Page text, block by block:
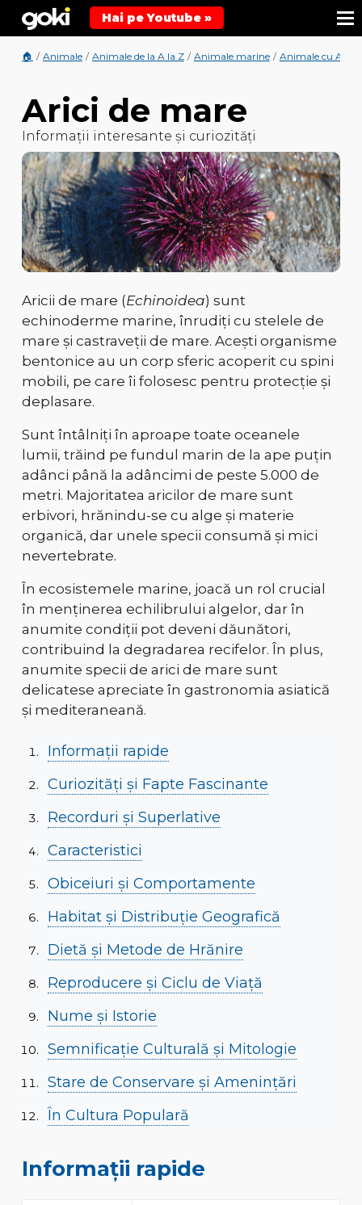
Hai pe Youtube »
🏠 / Animale / Animale de la A la Z / Animale marine / Animale cu A
Arici de mare
Informații interesante și curiozități
Aricii de mare (Echinoidea) sunt
echinoderme marine, înrudiți cu stelele de
mare și castraveții de mare. Acești organisme
bentonice au un corp sferic acoperit cu spini
mobili, pe care îi folosesc pentru protecție și
deplasare.
Sunt întâlniți în aproape toate oceanele
lumii, trăind pe fundul marin de la ape puțin
adânci până la adâncimi de peste 5.000 de
metri. Majoritatea aricilor de mare sunt
erbivori, hrănindu-se cu alge și materie
organică, dar unele specii consumă și mici
nevertebrate.
În ecosistemele marine, joacă un rol crucial
în menținerea echilibrului algelor, dar în
anumite condiții pot deveni dăunători,
contribuind la degradarea recifelor. În plus,
anumite specii de arici de mare sunt
delicatese apreciate în gastronomia asiatică
și mediteraneană.
Informații rapide
Curiozități și Fapte Fascinante
Recorduri și Superlative
Caracteristici
Obiceiuri și Comportamente
Habitat și Distribuție Geografică
Dietă și Metode de Hrănire
Reproducere și Ciclu de Viață
Nume și Istorie
Semnificație Culturală și Mitologie
Stare de Conservare și Amenințări
În Cultura Populară
Informații rapide